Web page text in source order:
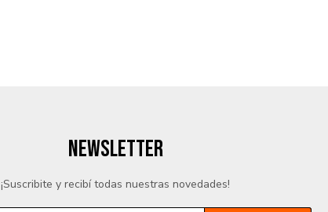
NEWSLETTER
¡Suscribite y recibí todas nuestras novedades!